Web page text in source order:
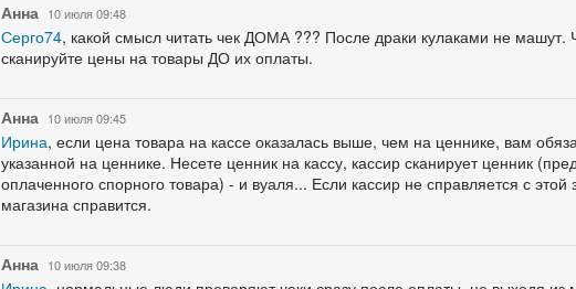
Анна 10 июля 09:48
Серго74, какой смысл читать чек ДОМА ??? После драки кулаками не машут.
сканируйте цены на товары ДО их оплаты.
Анна 10 июля 09:45
Ирина, если цена товара на кассе оказалась выше, чем на ценнике, вам
указанной на ценнике. Несете ценник на кассу, кассир сканирует ценник
оплаченного спорного товара) - и вуаля... Если кассир не справляется с
магазина справится.
Анна 10 июля 09:38